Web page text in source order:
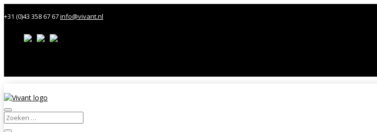
+31 (0)43 358 67 67info@vivant.nl